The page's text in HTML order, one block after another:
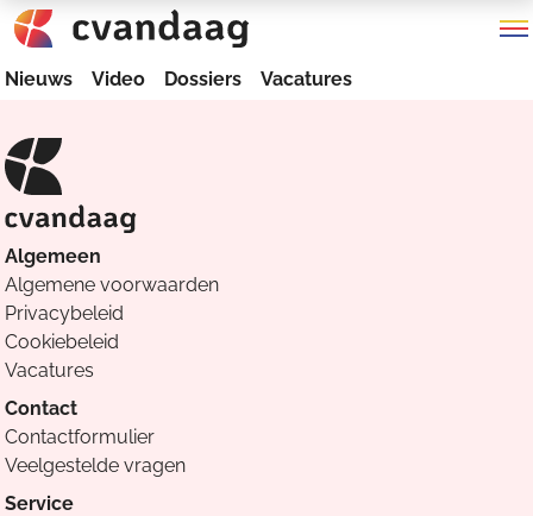
Nieuws Video Dossiers Vacatures
Algemeen
Algemene voorwaarden
Privacybeleid
Cookiebeleid
Vacatures
Contact
Contactformulier
Veelgestelde vragen
Service